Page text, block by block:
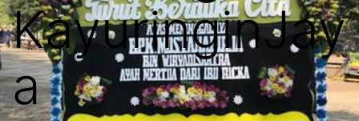
KayuringinJay
a